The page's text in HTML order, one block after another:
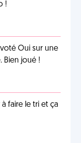
!
Oui sur une
Bien joué !
faire le tri et ça